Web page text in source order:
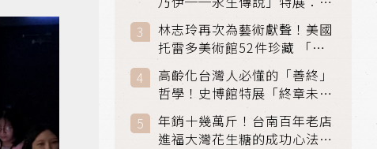
見物件構築的永生風景
林志玲再次為藝術獻聲！美國
托雷多美術館52件珍藏 「古
典光影大師：林布蘭到哥雅」
在富邦美術館隆重開展
高齡化台灣人必懂的「善終」
哲學！史博館特展「終章未
完」超越生死的文化觀想
年銷十幾萬斤！台南百年老店
進福大灣花生糖的成功心法：